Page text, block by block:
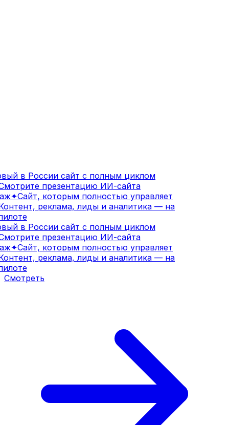
в России сайт с полным циклом
презентацию ИИ-сайта
✦Сайт, которым полностью управляет
реклама, лиды и аналитика — на
в России сайт с полным циклом
презентацию ИИ-сайта
✦Сайт, которым полностью управляет
реклама, лиды и аналитика — на
Смотреть